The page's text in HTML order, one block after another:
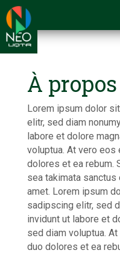
À propos
Lorem ipsum dolor
elitr, sed diam
labore et dolore
voluptua. At vero eos
dolores et ea rebum.
sea takimata
amet. Lorem ipsum
sadipscing elitr, sed
invidunt ut labore et
sed diam voluptua.
duo dolores et ea